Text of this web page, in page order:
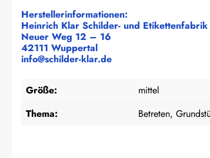
Herstellerinformationen:
Heinrich Klar Schilder- und
Neuer Weg 12 – 16
42111 Wuppertal
info@schilder-klar.de
Größe:
mittel
Thema:
Betreten,